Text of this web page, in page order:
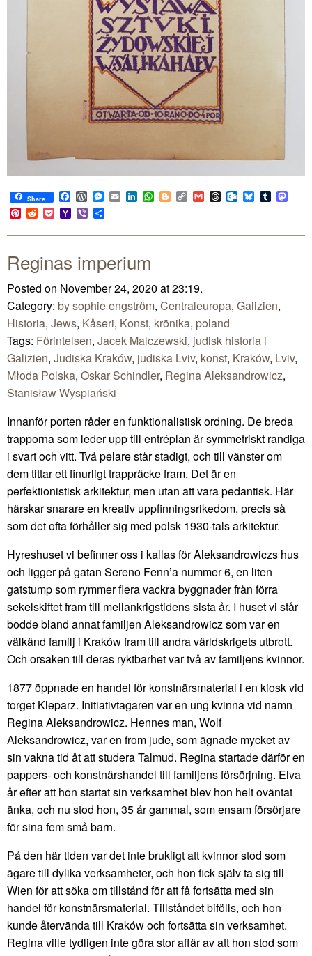
Share Facebook
WordPress
Messenger
EmailLinkedIn
WhatsApp
BloggerCopy
Link
GmailThreadsOutlook.com
BlueskyTumblr
Pinterest
RedditPocketYahoo
Mail
Viber
Reginas imperium
Posted on November 24, 2020 at 23:19.
Category: by sophie engström, Centraleuropa, Galizien,
Historia, Jews, Kåseri, Konst, krönika, poland
Tags: Förintelsen, Jacek Malczewski, judisk historia i
Galizien, Judiska Kraków, judiska Lviv, konst, Kraków, Lviv,
Młoda Polska, Oskar Schindler, Regina Aleksandrowicz,
Stanisław Wyspiański
Innanför porten råder en funktionalistisk ordning. De breda
trapporna som leder upp till entréplan är symmetriskt randiga
i svart och vitt. Två pelare står stadigt, och till vänster om
dem tittar ett finurligt trappräcke fram. Det är en
perfektionistisk arkitektur, men utan att vara pedantisk. Här
härskar snarare en kreativ uppfinningsrikedom, precis så
som det ofta förhåller sig med polsk 1930-tals arkitektur.
Hyreshuset vi befinner oss i kallas för Aleksandrowiczs hus
och ligger på gatan Sereno Fenn’a nummer 6, en liten
gatstump som rymmer flera vackra byggnader från förra
sekelskiftet fram till mellankrigstidens sista år. I huset vi står
bodde bland annat familjen Aleksandrowicz som var en
välkänd familj i Kraków fram till andra världskrigets utbrott.
Och orsaken till deras ryktbarhet var två av familjens kvinnor.
1877 öppnade en handel för konstnärsmaterial i en kiosk vid
torget Kleparz. Initiativtagaren var en ung kvinna vid namn
Regina Aleksandrowicz. Hennes man, Wolf
Aleksandrowicz, var en from jude, som ägnade mycket av
sin vakna tid åt att studera Talmud. Regina startade därför en
pappers- och konstnärshandel till familjens försörjning. Elva
år efter att hon startat sin verksamhet blev hon helt oväntat
änka, och nu stod hon, 35 år gammal, som ensam försörjare
för sina fem små barn.
På den här tiden var det inte brukligt att kvinnor stod som
ägare till dylika verksamheter, och hon fick själv ta sig till
Wien för att söka om tillstånd för att få fortsätta med sin
handel för konstnärsmaterial. Tillståndet bifölls, och hon
kunde återvända till Kraków och fortsätta sin verksamhet.
Regina ville tydligen inte göra stor affär av att hon stod som